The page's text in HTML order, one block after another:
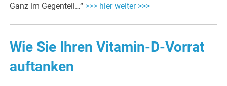
Ganz im Gegenteil…“ >>> hier weiter >>>
Wie Sie Ihren Vitamin-D-Vorrat
auftanken